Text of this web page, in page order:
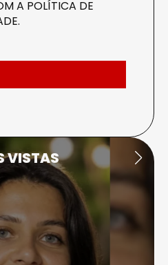
A POLÍTICA DE
.
VISTAS